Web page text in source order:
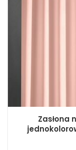
Zasłona